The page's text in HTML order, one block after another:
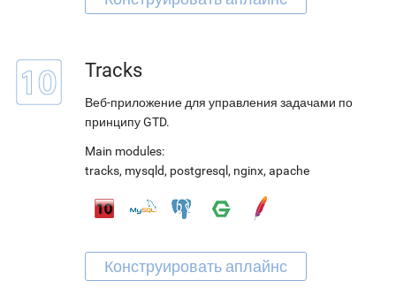
Tracks
Веб-приложение для управления задачами по
принципу GTD.
Main modules:
tracks, mysqld, postgresql, nginx, apache